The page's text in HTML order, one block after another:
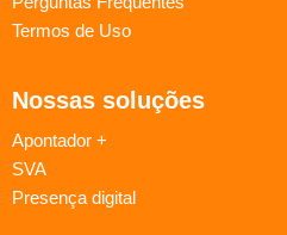
Termos de Uso
Nossas soluções
Apontador +
SVA
Presença digital